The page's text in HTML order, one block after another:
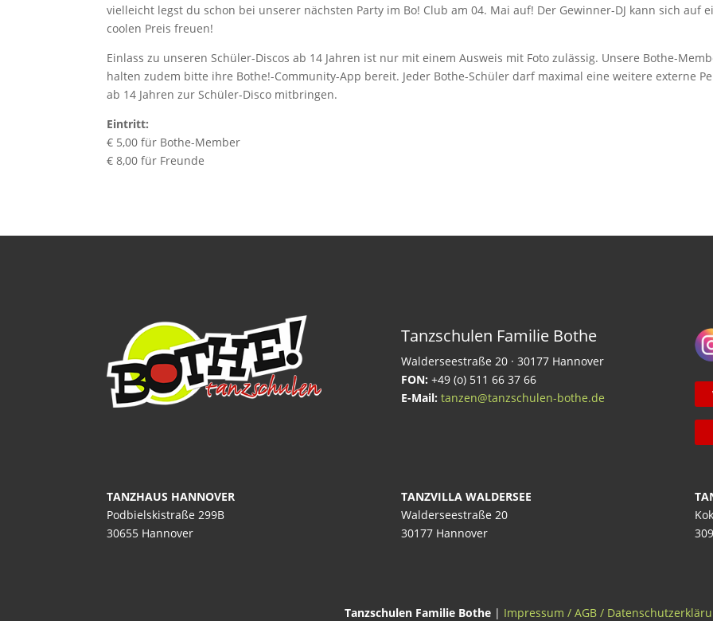
vielleicht legst du schon bei unserer nächsten Party im Bo! Club am 04. Mai auf! Der Gewinner-DJ kann sich auf
coolen Preis freuen!
Einlass zu unseren Schüler-Discos ab 14 Jahren ist nur mit einem Ausweis mit Foto zulässig. Unsere Bothe-
halten zudem bitte ihre Bothe!-Community-App bereit. Jeder Bothe-Schüler darf maximal eine weitere externe
ab 14 Jahren zur Schüler-Disco mitbringen.
Eintritt:
€ 5,00 für Bothe-Member
€ 8,00 für Freunde
Tanzschulen Familie Bothe
Walderseestraße 20 · 30177 Hannover
FON: +49 (o) 511 66 37 66
E-Mail: tanzen@tanzschulen-bothe.de
TANZHAUS HANNOVER
Podbielskistraße 299B
30655 Hannover
TANZVILLA WALDERSEE
Walderseestraße 20
30177 Hannover
Tanzschulen Familie Bothe| Impressum / AGB /